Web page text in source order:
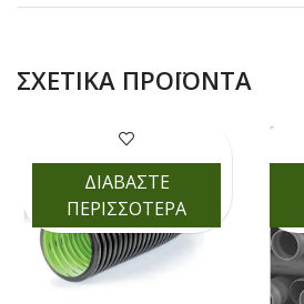
ΣΧΕΤΙΚΆ ΠΡΟΪΌΝΤΑ
ΔΙΑΒΑΣΤΕ
ΠΕΡΙΣΣΟΤΕΡΑ